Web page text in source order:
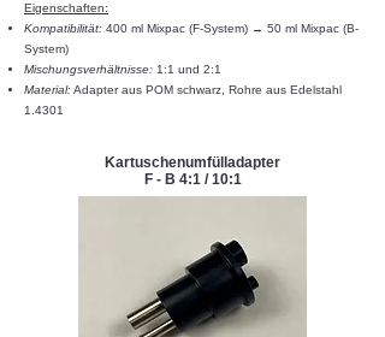
Eigenschaften:​​
Kompatibilität: 400 ml Mixpac (F-System) → 50 ml Mixpac (B-
System)
Mischungsverhältnisse: 1:1 und 2:1
Material:Adapter aus POM schwarz, Rohre aus Edelstahl
1.4301
Kartuschenumfülladapter
F - B 4:1 / 10:1